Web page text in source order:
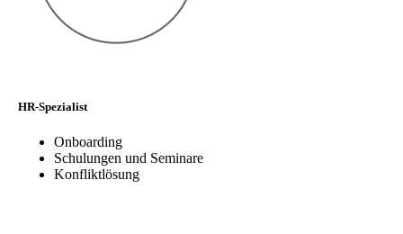
HR-Spezialist
Onboarding
Schulungen und Seminare
Konfliktlösung